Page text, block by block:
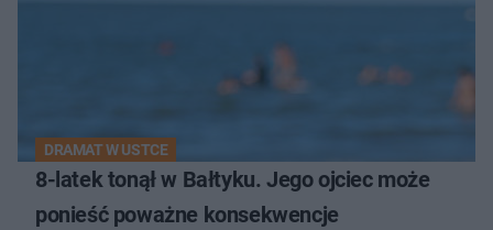
DRAMAT W USTCE
8-latek tonął w Bałtyku. Jego ojciec może
ponieść poważne konsekwencje